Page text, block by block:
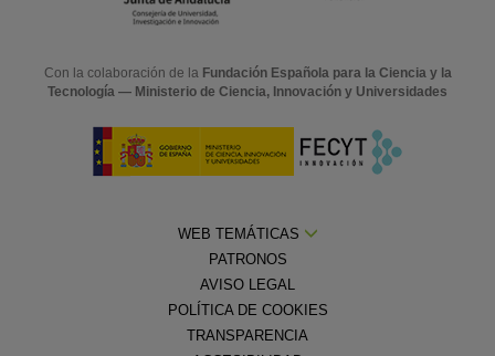
Con la colaboración de la Fundación Española para la Ciencia y la
Tecnología — Ministerio de Ciencia, Innovación y Universidades
WEB TEMÁTICAS
PATRONOS
AVISO LEGAL
POLÍTICA DE COOKIES
TRANSPARENCIA